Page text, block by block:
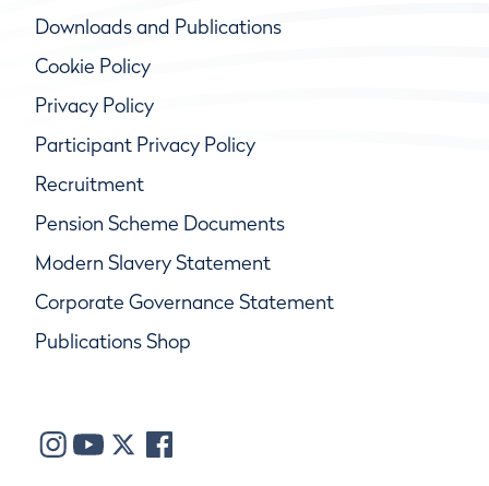
Downloads and Publications
Cookie Policy
Privacy Policy
Participant Privacy Policy
Recruitment
Pension Scheme Documents
Modern Slavery Statement
Corporate Governance Statement
Publications Shop